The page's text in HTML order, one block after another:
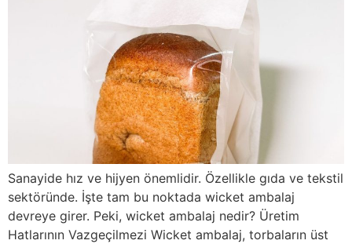
Sanayide hız ve hijyen önemlidir. Özellikle gıda ve tekstil
sektöründe. İşte tam bu noktada wicket ambalaj
devreye girer. Peki, wicket ambalaj nedir? Üretim
Hatlarının Vazgeçilmezi Wicket ambalaj, torbaların üst